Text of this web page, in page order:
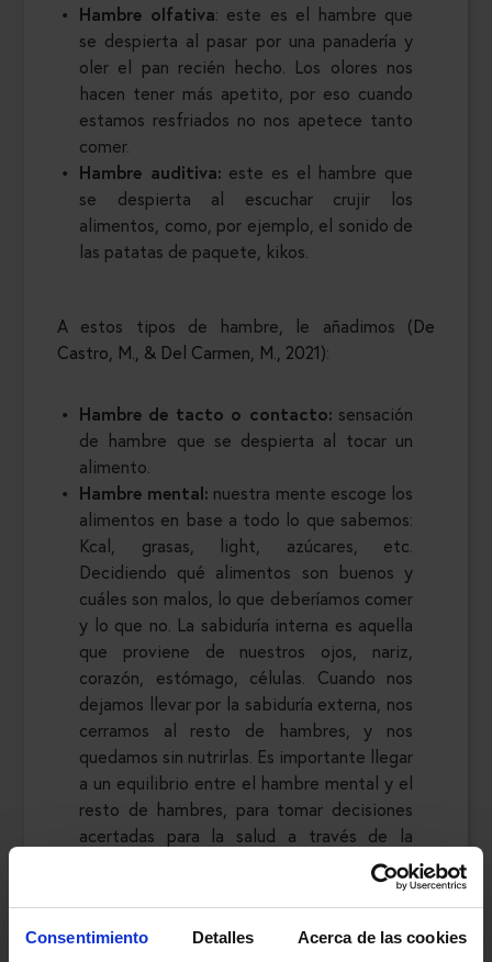
Consentimiento Detalles Acerca de las cookies
Hambre olfativa: este es el hambre que
se despierta al pasar por una panadería y
oler el pan recién hecho. Los olores nos
hacen tener más apetito, por eso cuando
estamos resfriados no nos apetece tanto
comer.
Hambre auditiva: este es el hambre que
se despierta al escuchar crujir los
alimentos, como, por ejemplo, el sonido de
las patatas de paquete, kikos.
A estos tipos de hambre, le añadimos (De
Castro, M., & Del Carmen, M., 2021):
Hambre de tacto o contacto: sensación
de hambre que se despierta al tocar un
alimento.
Hambre mental: nuestra mente escoge los
alimentos en base a todo lo que sabemos:
Kcal, grasas, light, azúcares, etc.
Decidiendo qué alimentos son buenos y
cuáles son malos, lo que deberíamos comer
y lo que no. La sabiduría interna es aquella
que proviene de nuestros ojos, nariz,
corazón, estómago, células. Cuando nos
dejamos llevar por la sabiduría externa, nos
cerramos al resto de hambres, y nos
quedamos sin nutrirlas. Es importante llegar
a un equilibrio entre el hambre mental y el
resto de hambres, para tomar decisiones
acertadas para la salud a través de la
sabiduría externa, escuchando siempre lo
que dice nuestro cuerpo: sabiduría interna.